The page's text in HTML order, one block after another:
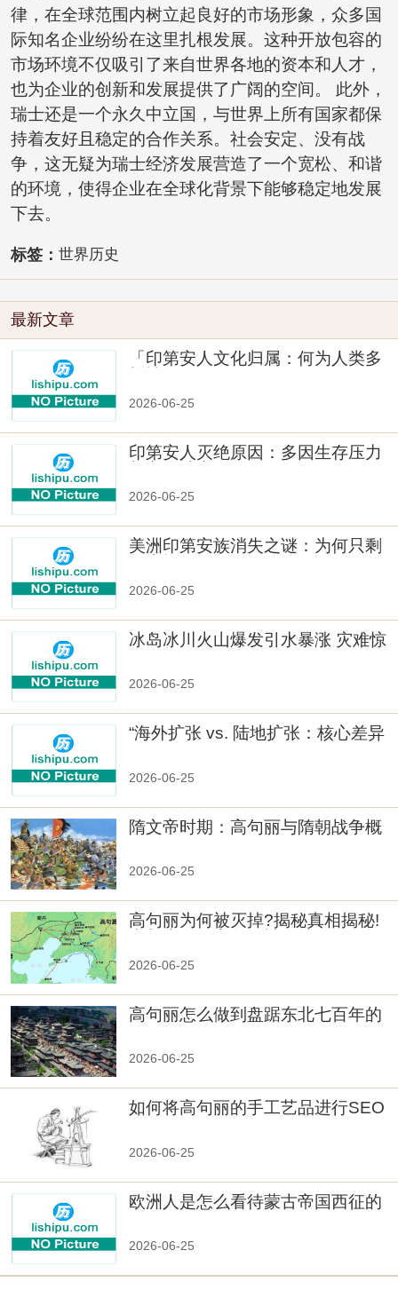
律，在全球范围内树立起良好的市场形象，众多国
际知名企业纷纷在这里扎根发展。这种开放包容的
市场环境不仅吸引了来自世界各地的资本和人才，
也为企业的创新和发展提供了广阔的空间。 此外，
瑞士还是一个永久中立国，与世界上所有国家都保
持着友好且稳定的合作关系。社会安定、没有战
争，这无疑为瑞士经济发展营造了一个宽松、和谐
的环境，使得企业在全球化背景下能够稳定地发展
下去。
标签： 世界历史
最新文章
「印第安人文化归属：何为人类多
2026-06-25
印第安人灭绝原因：多因生存压力
2026-06-25
美洲印第安族消失之谜：为何只剩
2026-06-25
冰岛冰川火山爆发引水暴涨 灾难惊
2026-06-25
“海外扩张 vs. 陆地扩张：核心差异
2026-06-25
隋文帝时期：高句丽与隋朝战争概
2026-06-25
高句丽为何被灭掉?揭秘真相揭秘!
2026-06-25
高句丽怎么做到盘踞东北七百年的
2026-06-25
如何将高句丽的手工艺品进行SEO
2026-06-25
欧洲人是怎么看待蒙古帝国西征的
2026-06-25